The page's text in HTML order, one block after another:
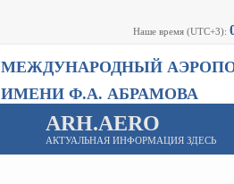
Наше время (UTC+3):
МЕЖДУНАРОДНЫЙ
ИМЕНИ Ф.А. АБРАМОВА
ARH.AERO
АКТУАЛЬНАЯ ИНФОРМАЦИЯ ЗДЕСЬ